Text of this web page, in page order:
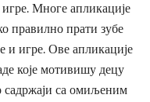
Многе апликације
правилно прати зубе
и игре. Ове апликације
које мотивишу децу
садржаји са омиљеним